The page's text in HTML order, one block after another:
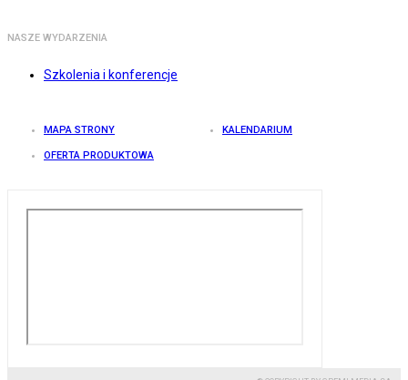
NASZE WYDARZENIA
Szkolenia i konferencje
MAPA STRONY KALENDARIUM
OFERTA PRODUKTOWA